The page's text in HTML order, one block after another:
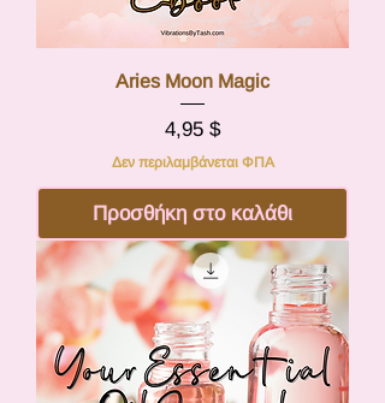
Aries Moon Magic
Τιμή
4,95 $
Δεν περιλαμβάνεται ΦΠΑ
Προσθήκη στο καλάθι